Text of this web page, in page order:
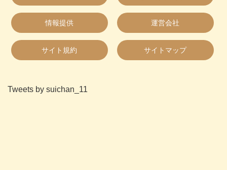
情報提供 運営会社
サイト規約 サイトマップ
Tweets by suichan_11